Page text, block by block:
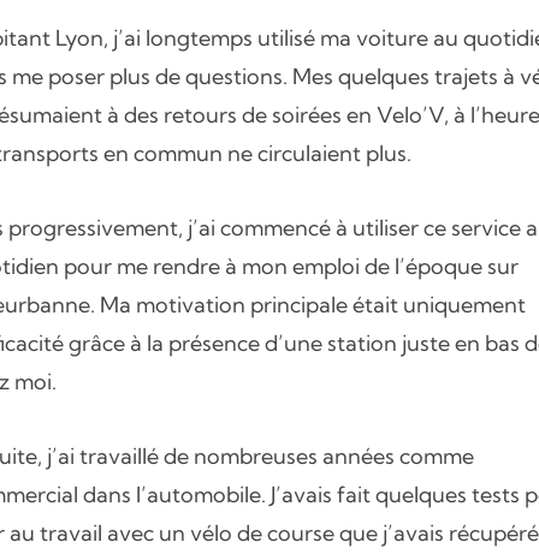
Lyon, j’ai longtemps utilisé ma voiture au
me poser plus de questions. Mes quelques trajets à
à des retours de soirées en Velo’V, à
en commun ne circulaient plus.
progressivement, j’ai commencé à utiliser ce service
pour me rendre à mon emploi de l’époque sur
Ma motivation principale était uniquement
grâce à la présence d’une station juste en bas
moi.
j’ai travaillé de nombreuses années comme
dans l’automobile. J’avais fait quelques tests
au travail avec un vélo de course que j’avais